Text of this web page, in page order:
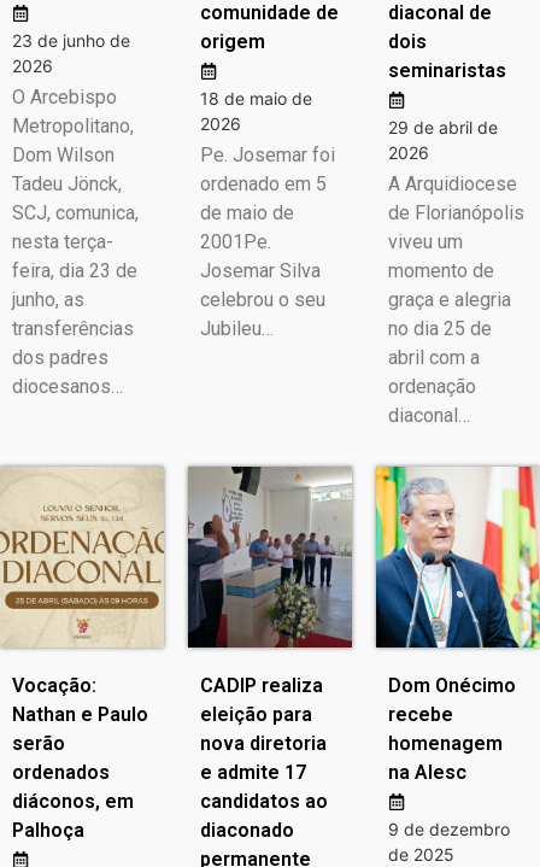
23 de junho de
2026
O Arcebispo
Metropolitano,
Dom Wilson
Tadeu Jönck,
SCJ, comunica,
nesta terça-
feira, dia 23 de
junho, as
transferências
dos padres
diocesanos…
comunidade de
origem
18 de maio de
2026
Pe. Josemar foi
ordenado em 5
de maio de
2001Pe.
Josemar Silva
celebrou o seu
Jubileu…
diaconal de
dois
seminaristas
29 de abril de
2026
A Arquidiocese
de Florianópolis
viveu um
momento de
graça e alegria
no dia 25 de
abril com a
ordenação
diaconal…
Vocação:
Nathan e Paulo
serão
ordenados
diáconos, em
Palhoça
CADIP realiza
eleição para
nova diretoria
e admite 17
candidatos ao
diaconado
permanente
Dom Onécimo
recebe
homenagem
na Alesc
9 de dezembro
de 2025